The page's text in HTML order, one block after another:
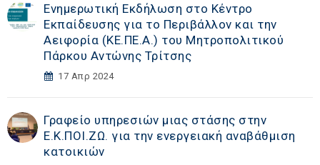
Ενημερωτική Εκδήλωση στο Κέντρο
Εκπαίδευσης για το Περιβάλλον και την
Αειφορία (ΚΕ.ΠΕ.Α.) του Μητροπολιτικού
Πάρκου Αντώνης Τρίτσης
17 Απρ 2024
Γραφείο υπηρεσιών μιας στάσης στην
Ε.Κ.ΠΟΙ.ΖΩ. για την ενεργειακή αναβάθμιση
κατοικιών